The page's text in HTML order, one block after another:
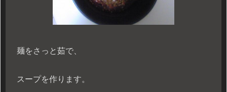
麺をさっと茹で、
スープを作ります。